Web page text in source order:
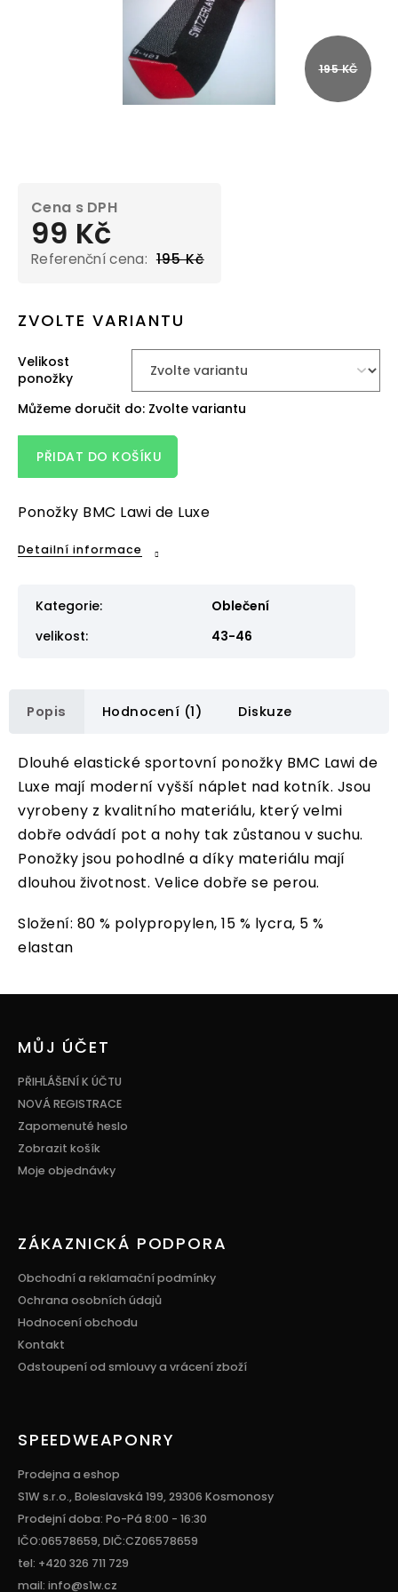
195 KČ
195 Kč
99 Kč
ZVOLTE VARIANTU
Velikost
ponožky
Můžeme doručit do: Zvolte variantu
PŘIDAT DO KOŠÍKU
Ponožky BMC Lawi de Luxe
Detailní informace
Kategorie:
Oblečení
velikost: 43-46
Popis Hodnocení (1) Diskuze
Dlouhé elastické sportovní ponožky BMC Lawi de
Luxe mají moderní vyšší náplet nad kotník. Jsou
vyrobeny z kvalitního materiálu, který velmi
dobře odvádí pot a nohy tak zůstanou v suchu.
Ponožky jsou pohodlné a díky materiálu mají
dlouhou životnost. Velice dobře se perou.
Složení: 80 % polypropylen, 15 % lycra, 5 %
elastan
MŮJ ÚČET
PŘIHLÁŠENÍ K ÚČTU
NOVÁ REGISTRACE
Zapomenuté heslo
Zobrazit košík
Moje objednávky
ZÁKAZNICKÁ PODPORA
Obchodní a reklamační podmínky
Ochrana osobních údajů
Hodnocení obchodu
Kontakt
Odstoupení od smlouvy a vrácení zboží
SPEEDWEAPONRY
Prodejna a eshop
S1W s.r.o., Boleslavská 199, 29306 Kosmonosy
Prodejní doba: Po-Pá 8:00 - 16:30
IČO:06578659, DIČ:CZ06578659
tel: +420 326 711 729
mail: info@s1w.cz